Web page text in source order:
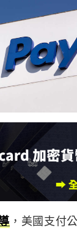
，美國支付